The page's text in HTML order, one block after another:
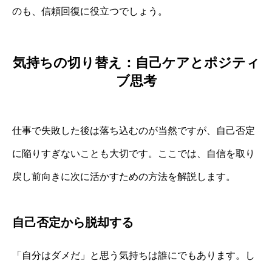
のも、信頼回復に役立つでしょう。
気持ちの切り替え：自己ケアとポジティ
ブ思考
仕事で失敗した後は落ち込むのが当然ですが、自己否定
に陥りすぎないことも大切です。ここでは、自信を取り
戻し前向きに次に活かすための方法を解説します。
自己否定から脱却する
「自分はダメだ」と思う気持ちは誰にでもあります。し